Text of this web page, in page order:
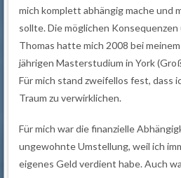
mich komplett abhängig mache und
sollte. Die möglichen
Thomas hatte mich 2008 bei
jährigen Masterstudium in York
Für mich stand zweifellos fest, dass
Traum zu verwirklichen.
Für mich war die finanzielle
ungewohnte Umstellung, weil ich
eigenes Geld verdient habe. Auch